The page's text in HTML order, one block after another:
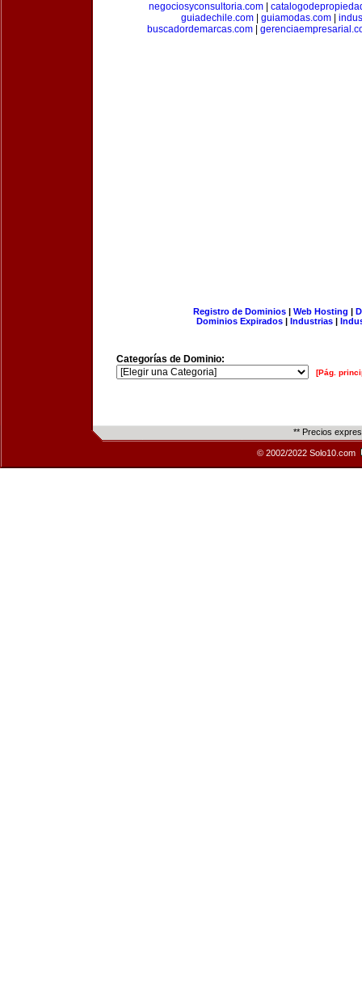
negociosyconsultoria.com|
guiadechile.com
guiamodas.com
buscadordemarcas.com|
Registro de Dominios| Web Hosting |
Dominios Expirados | Industrias |
Categorías de Dominio:
[Pág.
** Precios
© 2002/2022 Solo10.com